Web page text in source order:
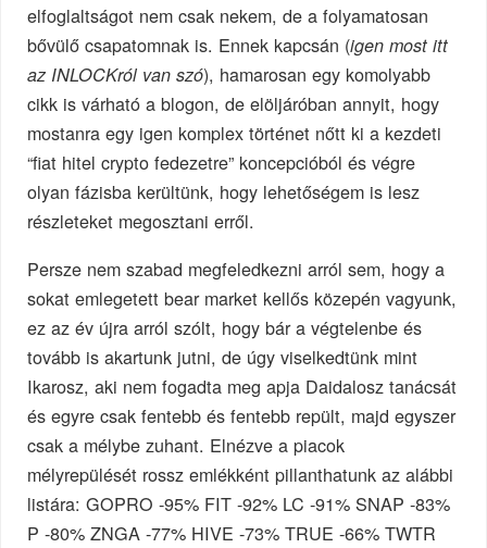
elfoglaltságot nem csak nekem, de a folyamatosan
bővülő csapatomnak is. Ennek kapcsán (igen most itt
az INLOCKról van szó), hamarosan egy komolyabb
cikk is várható a blogon, de elöljáróban annyit, hogy
mostanra egy igen komplex történet nőtt ki a kezdeti
“fiat hitel crypto fedezetre” koncepcióból és végre
olyan fázisba kerültünk, hogy lehetőségem is lesz
részleteket megosztani erről.
Persze nem szabad megfeledkezni arról sem, hogy a
sokat emlegetett bear market kellős közepén vagyunk,
ez az év újra arról szólt, hogy bár a végtelenbe és
tovább is akartunk jutni, de úgy viselkedtünk mint
Ikarosz, aki nem fogadta meg apja Daidalosz tanácsát
és egyre csak fentebb és fentebb repült, majd egyszer
csak a mélybe zuhant. Elnézve a piacok
mélyrepülését rossz emlékként pillanthatunk az alábbi
listára: GOPRO -95% FIT -92% LC -91% SNAP -83%
P -80% ZNGA -77% HIVE -73% TRUE -66% TWTR